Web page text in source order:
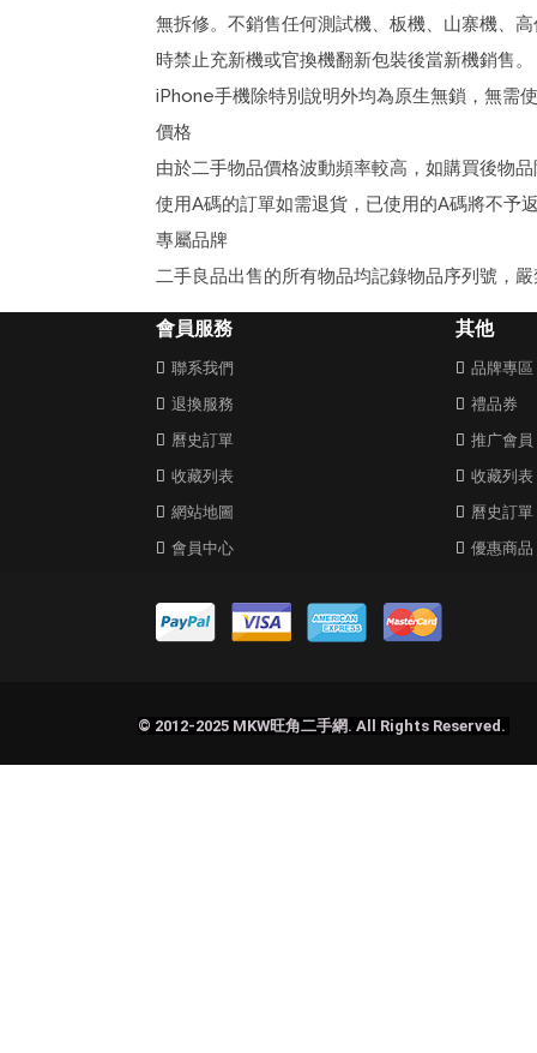
無拆修。不銷售任何測試機、板機、山寨機、
時禁止充新機或官換機翻新包裝後當新機銷售。
iPhone手機除特別說明外均為原生無鎖，無需
價格
由於二手物品價格波動頻率較高，如購買後物
使用A碼的訂單如需退貨，已使用的A碼將不予
專屬品牌
二手良品出售的所有物品均記錄物品序列號，
會員服務
聯系我們
退換服務
曆史訂單
收藏列表
網站地圖
會員中心
其他
品牌專區
禮品券
推广會員
收藏列表
曆史訂單
優惠商品
© 2012-2025 MKW旺角二手網. All Rights Reserved.